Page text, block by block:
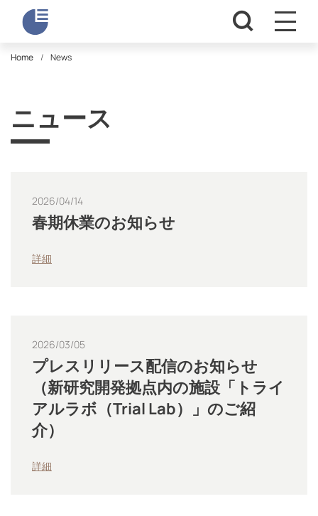
Home News
ニュース
2026/04/14
春期休業のお知らせ
詳細
2026/03/05
プレスリリース配信のお知らせ
（新研究開発拠点内の施設「トライ
アルラボ（Trial Lab）」のご紹
介）
詳細